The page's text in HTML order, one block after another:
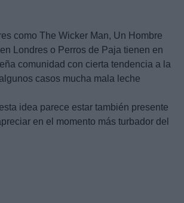
como The Wicker Man, Un Hombre
en Londres o Perros de Paja tienen en
comunidad con cierta tendencia a la
casos mucha mala leche
esta idea parece estar también presente
en el momento más turbador del